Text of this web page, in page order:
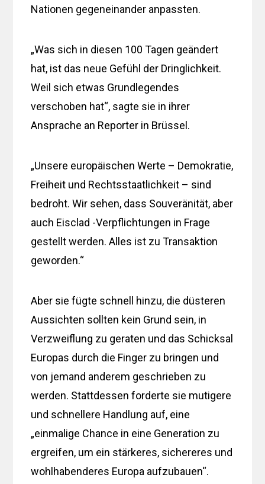
Nationen gegeneinander anpassten.
„Was sich in diesen 100 Tagen geändert
hat, ist das neue Gefühl der Dringlichkeit.
Weil sich etwas Grundlegendes
verschoben hat“, sagte sie in ihrer
Ansprache an Reporter in Brüssel.
„Unsere europäischen Werte – Demokratie,
Freiheit und Rechtsstaatlichkeit – sind
bedroht. Wir sehen, dass Souveränität, aber
auch Eisclad -Verpflichtungen in Frage
gestellt werden. Alles ist zu Transaktion
geworden.“
Aber sie fügte schnell hinzu, die düsteren
Aussichten sollten kein Grund sein, in
Verzweiflung zu geraten und das Schicksal
Europas durch die Finger zu bringen und
von jemand anderem geschrieben zu
werden. Stattdessen forderte sie mutigere
und schnellere Handlung auf, eine
„einmalige Chance in eine Generation zu
ergreifen, um ein stärkeres, sichereres und
wohlhabenderes Europa aufzubauen“.